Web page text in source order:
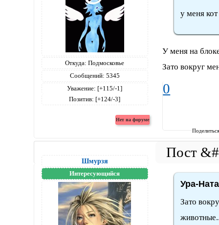
Откуда: Подмосковье
Сообщений: 5345
Уважение: [+115/-1]
Позитив: [+124/-3]
у меня
У меня на
Зато вокруг
0
Шмурзя
Интересующийся
Ура-
Зато